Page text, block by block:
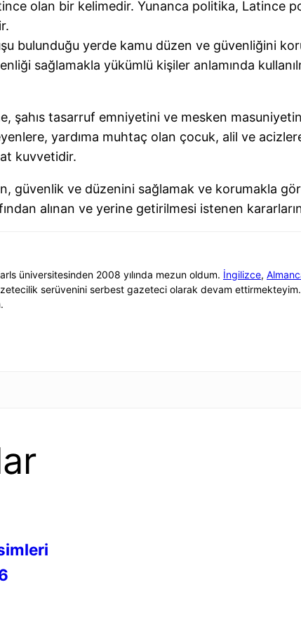
olan bir kelimedir. Yunanca politika, Latince
bulunduğu yerde kamu düzen ve güvenliğini
sağlamakla yükümlü kişiler anlamında
şahıs tasarruf emniyetini ve mesken
yardıma muhtaç olan çocuk, alil ve
kuvvetidir.
güvenlik ve düzenini sağlamak ve korumakla
alınan ve yerine getirilmesi istenen
üniversitesinden 2008 yılında mezun oldum. İngilizce,
serüvenini serbest gazeteci olarak devam ettirmekteyim.